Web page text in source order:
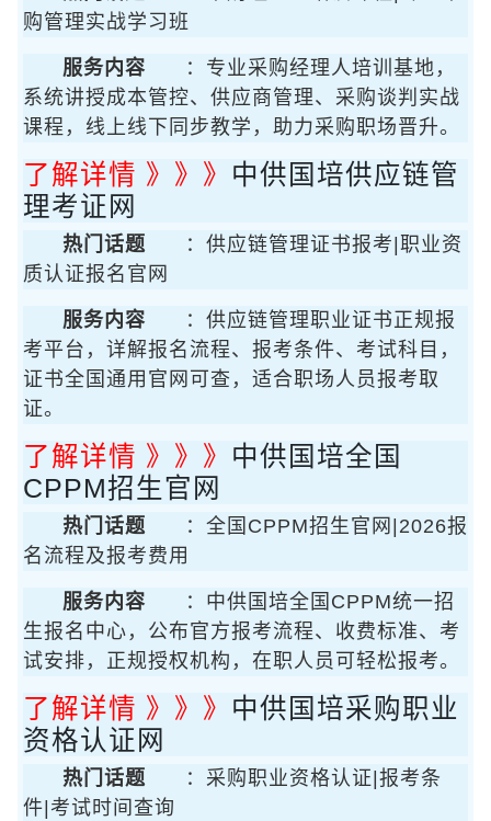
购管理实战学习班
服务内容
：专业采购经理人培训基地，
系统讲授成本管控、供应商管理、采购谈判实战
课程，线上线下同步教学，助力采购职场晋升。
了解详情 》》》 中供国培供应链管
理考证网
热门话题
：供应链管理证书报考|职业资
质认证报名官网
服务内容
：供应链管理职业证书正规报
考平台，详解报名流程、报考条件、考试科目，
证书全国通用官网可查，适合职场人员报考取
证。
了解详情 》》》 中供国培全国
CPPM招生官网
热门话题
：全国CPPM招生官网|2026报
名流程及报考费用
服务内容
：中供国培全国CPPM统一招
生报名中心，公布官方报考流程、收费标准、考
试安排，正规授权机构，在职人员可轻松报考。
了解详情 》》》 中供国培采购职业
资格认证网
热门话题
：采购职业资格认证|报考条
件|考试时间查询